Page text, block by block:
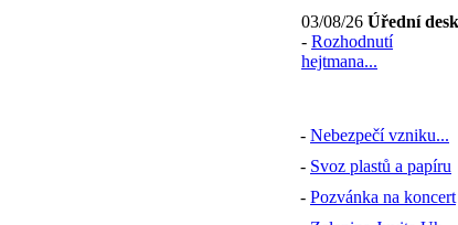
03/08/26 Úřední
- Rozhodnutí
hejtmana...
- Nebezpečí vzniku...
- Svoz plastů a papíru
- Pozvánka na koncert